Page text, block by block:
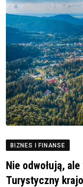
BIZNES I FINANSE
Nie odwołują,
Turystyczny